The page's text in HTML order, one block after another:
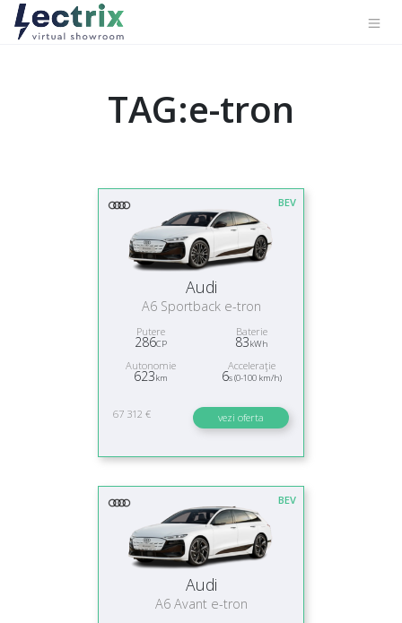
TAG:e-tron
BEV
Audi
A6 Sportback e-tron
Putere
286CP
Baterie
83kWh
Autonomie
623km
Acceleraţie
6s (0-100 km/h)
67 312 € vezi oferta
BEV
Audi
A6 Avant e-tron